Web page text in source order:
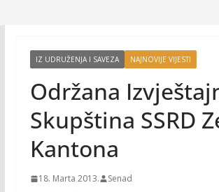
IZ UDRUŽENJA I SAVEZA NAJNOVIJE VIJESTI
Održana
Skupština SSRD
Kantona
18. Marta 2013. Senad